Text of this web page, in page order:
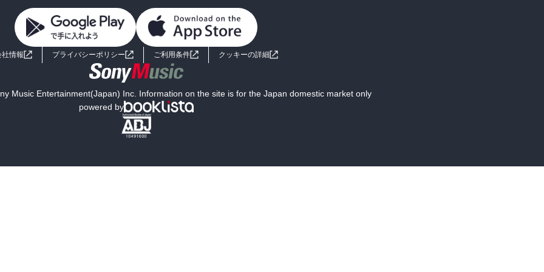
社情報 プライバシーポリシー ご利用条件 クッキーの詳細
Music Entertainment(Japan) Inc. Information on the site is for the Japan domestic market only
powered by